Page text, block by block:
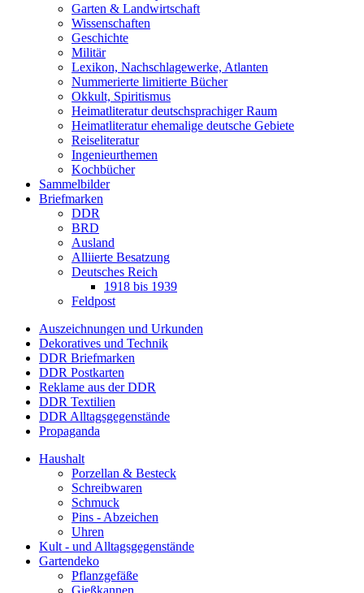
Garten & Landwirtschaft
Wissenschaften
Geschichte
Militär
Lexikon, Nachschlagewerke, Atlanten
Nummerierte limitierte Bücher
Okkult, Spiritismus
Heimatliteratur deutschsprachiger Raum
Heimatliteratur ehemalige deutsche Gebiete
Reiseliteratur
Ingenieurthemen
Kochbücher
Sammelbilder
Briefmarken
DDR
BRD
Ausland
Alliierte Besatzung
Deutsches Reich
1918 bis 1939
Feldpost
Auszeichnungen und Urkunden
Dekoratives und Technik
DDR Briefmarken
DDR Postkarten
Reklame aus der DDR
DDR Textilien
DDR Alltagsgegenstände
Propaganda
Haushalt
Porzellan & Besteck
Schreibwaren
Schmuck
Pins - Abzeichen
Uhren
Kult - und Alltagsgegenstände
Gartendeko
Pflanzgefäße
Gießkannen